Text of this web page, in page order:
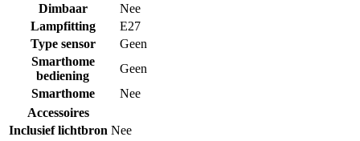
Dimbaar
Nee
Lampfitting
E27
Type sensor
Geen
Smarthome
bediening
Geen
Smarthome
Nee
Accessoires
Inclusief lichtbron Nee